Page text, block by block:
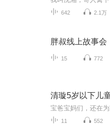
642 2.1万
胖叔线上故事会
15 772
清璇5岁以下儿
11 552